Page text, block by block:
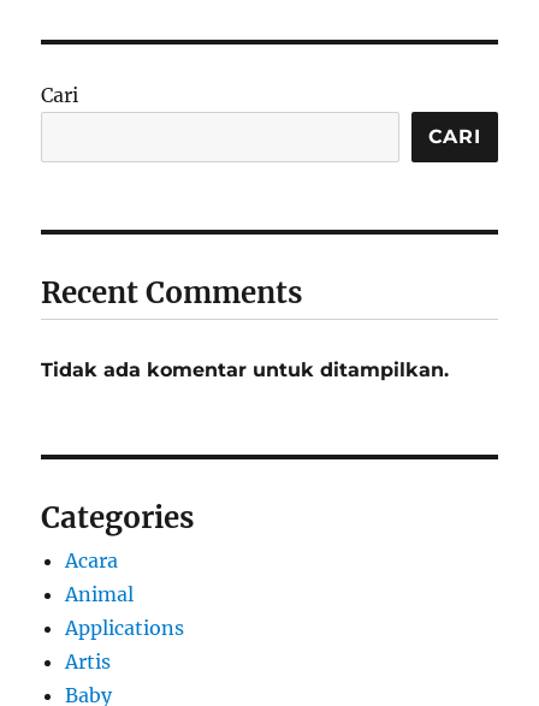
Cari
CARI
Recent Comments
Tidak ada komentar untuk ditampilkan.
Categories
Acara
Animal
Applications
Artis
Baby